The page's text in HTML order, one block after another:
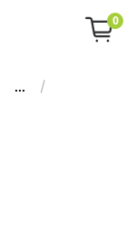
0
...